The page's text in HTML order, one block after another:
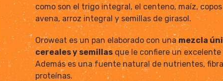
como son el trigo integral, el centeno, maíz,
avena, arroz integral y semillas de girasol.
Oroweat es un pan elaborado con unamezcla
cereales y semillasque le confiere un excelente
Además es una fuente natural de nutrientes,
proteínas.